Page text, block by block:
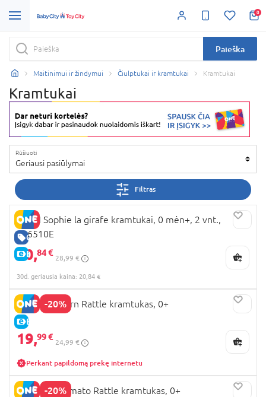
0
Paieška
Maitinimui ir žindymui Čiulptukai ir kramtukai Kramtukai
Kramtukai
Rūšiuoti
Geriausi pasiūlymai
Filtras
GERA KAINA
E-KAINA
VULLI Sophie la girafe kramtukai, 0 mėn+, 2 vnt.,
516510E
20,84 €
28,99 €
30d. geriausia kaina: 20,84 €
-20%
E-KAINA
Oli&Carol Corn Rattle kramtukas, 0+
19,99 €
24,99 €
Perkant papildomą prekę internetu
-20%
Oli&Carol Tomato Rattle kramtukas, 0+